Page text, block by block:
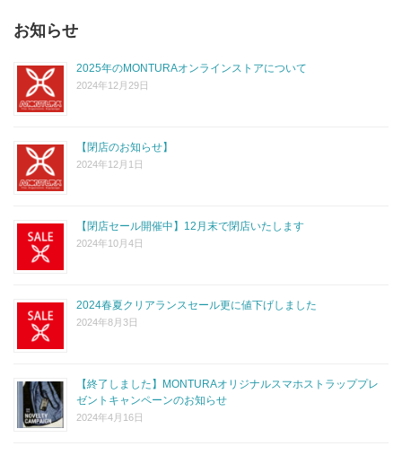
お知らせ
2025年のMONTURAオンラインストアについて
2024年12月29日
【閉店のお知らせ】
2024年12月1日
【閉店セール開催中】12月末で閉店いたします
2024年10月4日
2024春夏クリアランスセール更に値下げしました
2024年8月3日
【終了しました】MONTURAオリジナルスマホストラッププレ
ゼントキャンペーンのお知らせ
2024年4月16日